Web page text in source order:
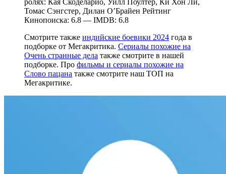
Томас Сэнгстер, Дилан О’Брайен Рейтинг
Кинопоиска: 6.8 — IMDB: 6.8
Смотрите также индийские боевики 2024 года в
подборке от Мегакритика. Сериалы похожие на
Очень странные дела также смотрите в нашей
подборке. Про фильмы и сериалы похожие на
Слово пацана также смотрите наш ТОП на
Мегакритике.